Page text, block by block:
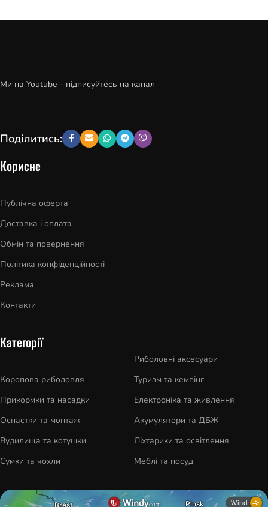
Ми на Youtube – підписуйтесь на канал
Поділитись:
Корисне
Публічна оферта
Доставка і оплата
Обмін та повернення
Політика конфіденційності
Реклама
Контакти
Категорії
Коропова риболовля
Прикормки та насадки
Оснастки та монтаж
Вудилища та котушки
Сумки та чохли
Риболовні аксесуари
Туризм та кемпінг
Електроніка та живлення
Акумулятори та ДБЖ
Ліхтарики та освітлення
Меблі та посуд